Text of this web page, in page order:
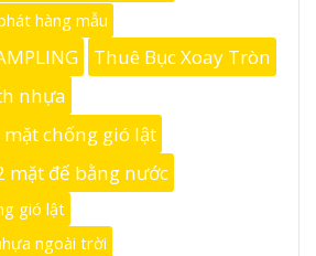
hàng mẫu
Thuê Bục Xoay Tròn
nhựa
chống gió lật
mặt đế bằng nước
gió lật
ngoài trời